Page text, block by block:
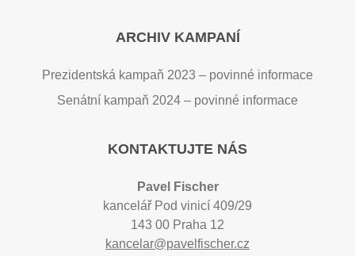
ARCHIV KAMPANÍ
Prezidentská kampaň 2023 – povinné informace
Senátní kampaň 2024 – povinné informace
KONTAKTUJTE NÁS
Pavel Fischer
kancelář Pod vinicí 409/29
143 00 Praha 12
kancelar@pavelfischer.cz